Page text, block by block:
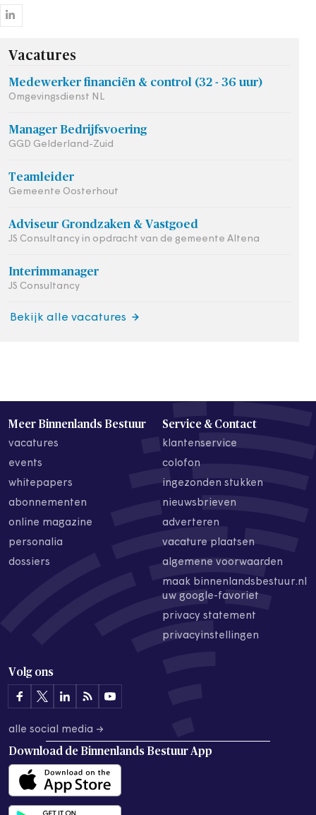
Vacatures
Medewerker financiën & control (32 - 36 uur)
Omgevingsdienst NL
Manager Bedrijfsvoering
GGD Gelderland-Zuid
Teamleider
Gemeente Oosterhout
Adviseur Grondzaken & Vastgoed
JS Consultancy in opdracht van de gemeente Altena
Interimmanager
JS Consultancy
Bekijk alle vacatures
Meer Binnenlands Bestuur
vacatures
events
whitepapers
abonnementen
online magazine
personalia
dossiers
Service & Contact
klantenservice
colofon
ingezonden stukken
nieuwsbrieven
adverteren
vacature plaatsen
algemene voorwaarden
maak binnenlandsbestuur.nl
uw google-favoriet
privacy statement
privacyinstellingen
Volg ons
alle social media →
Download de Binnenlands Bestuur App